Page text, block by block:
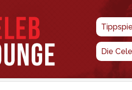
Die